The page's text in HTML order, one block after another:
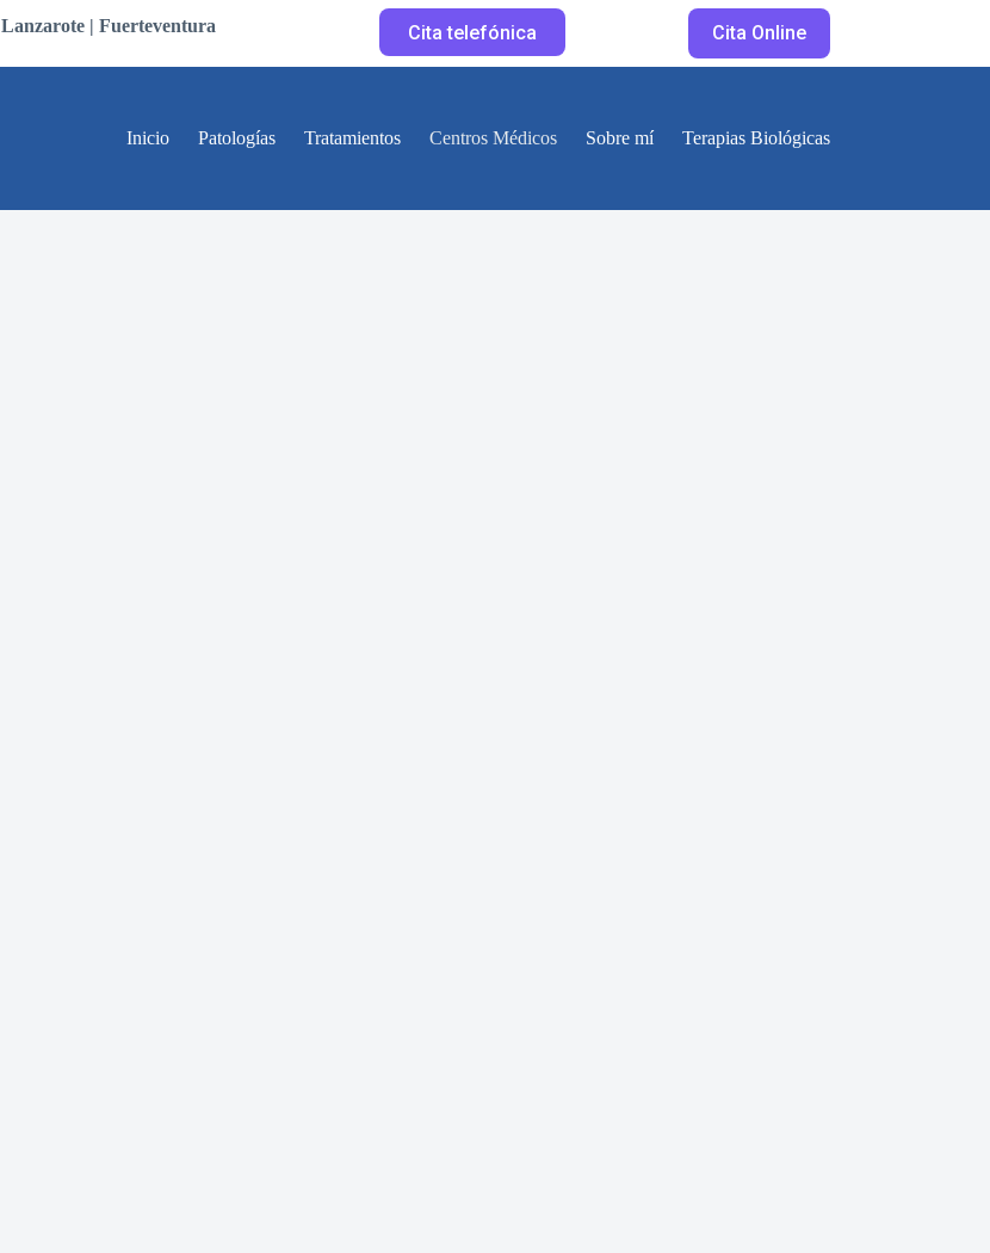
Cita telefónica
Lanzarote | Fuerteventura Cita Online
Inicio Patologías Tratamientos Centros Médicos Sobre mí Terapias Biológicas